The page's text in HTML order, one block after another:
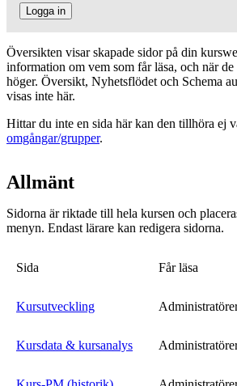
Logga in
Översikten visar skapade sidor på din
information om vem som får läsa, och när de
höger. Översikt, Nyhetsflödet och Schema
visas inte här.
Hittar du inte en sida här kan den tillhöra ej
omgångar/grupper.
Allmänt
Sidorna är riktade till hela kursen och
menyn. Endast lärare kan redigera sidorna.
Sida Får läsa
Kursutveckling
Kursdata & kursanalys